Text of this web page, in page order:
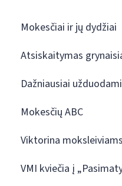
Mokesčiai ir jų dydžiai
Atsiskaitymas
Dažniausiai
Mokesčių ABC
Viktorina moksleiviams
VMI kviečia į